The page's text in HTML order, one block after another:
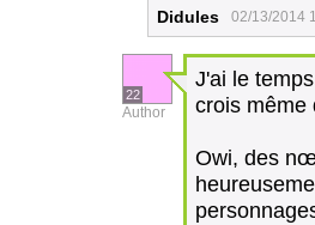
Didules 02/13/2014
22
Author
J'ai le
crois même
Owi, des